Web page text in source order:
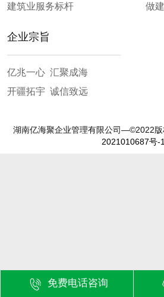
建筑业服务标杆
做
企业宗旨
亿兆一心 汇聚成海
开疆拓宇 诚信致远
湖南亿海聚企业管理有限公司—©2022版
2021010687号-1
免费电话咨询